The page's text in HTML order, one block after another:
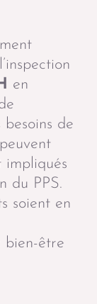
en
de
impliqués
du PPS.
soient en
bien-être